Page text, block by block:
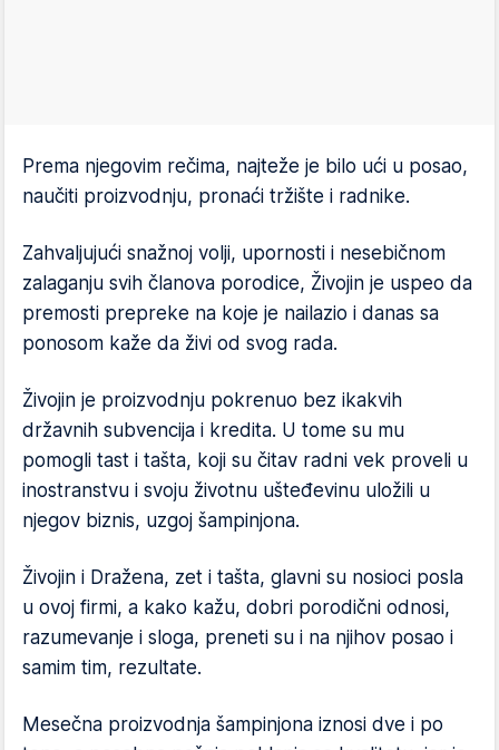
Prema njegovim rečima, najteže je bilo ući u posao,
naučiti proizvodnju, pronaći tržište i radnike.
Zahvaljujući snažnoj volji, upornosti i nesebičnom
zalaganju svih članova porodice, Živojin je uspeo da
premosti prepreke na koje je nailazio i danas sa
ponosom kaže da živi od svog rada.
Živojin je proizvodnju pokrenuo bez ikakvih
državnih subvencija i kredita. U tome su mu
pomogli tast i tašta, koji su čitav radni vek proveli u
inostranstvu i svoju životnu ušteđevinu uložili u
njegov biznis, uzgoj šampinjona.
Živojin i Dražena, zet i tašta, glavni su nosioci posla
u ovoj firmi, a kako kažu, dobri porodični odnosi,
razumevanje i sloga, preneti su i na njihov posao i
samim tim, rezultate.
Mesečna proizvodnja šampinjona iznosi dve i po